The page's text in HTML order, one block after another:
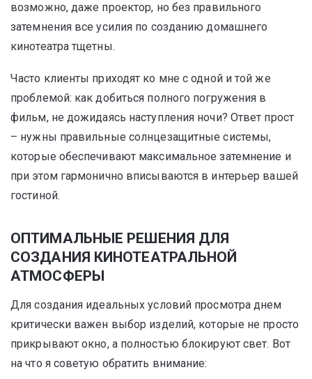
возможно, даже проектор, но без правильного
затемнения все усилия по созданию домашнего
кинотеатра тщетны.
Часто клиенты приходят ко мне с одной и той же
проблемой: как добиться полного погружения в
фильм, не дожидаясь наступления ночи? Ответ прост
– нужны правильные солнцезащитные системы,
которые обеспечивают максимальное затемнение и
при этом гармонично вписываются в интерьер вашей
гостиной.
ОПТИМАЛЬНЫЕ РЕШЕНИЯ ДЛЯ
СОЗДАНИЯ КИНОТЕАТРАЛЬНОЙ
АТМОСФЕРЫ
Для создания идеальных условий просмотра днем
критически важен выбор изделий, которые не просто
прикрывают окно, а полностью блокируют свет. Вот
на что я советую обратить внимание: